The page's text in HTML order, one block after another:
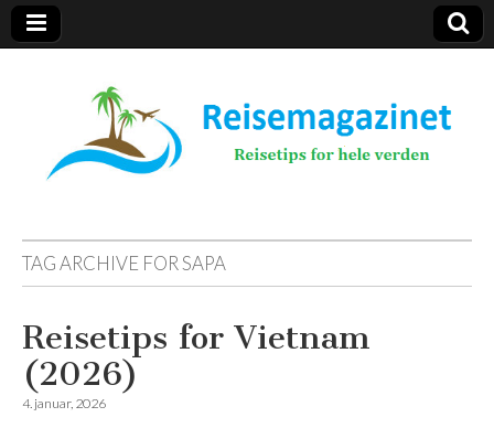
Reisemagazinet
TAG ARCHIVE FORSAPA
Reisetips for Vietnam
(2026)
4. januar, 2026